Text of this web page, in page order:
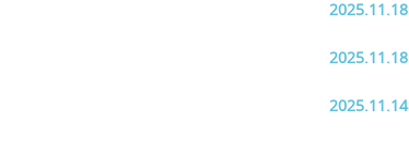
2025.11.18
2025.11.18
2025.11.14